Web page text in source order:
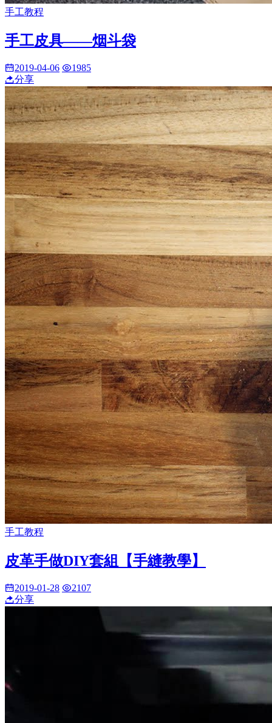
手工教程
手工皮具——烟斗袋
2019-04-06
1985
分享
手工教程
皮革手做DIY套組【手縫教學】
2019-01-28
2107
分享